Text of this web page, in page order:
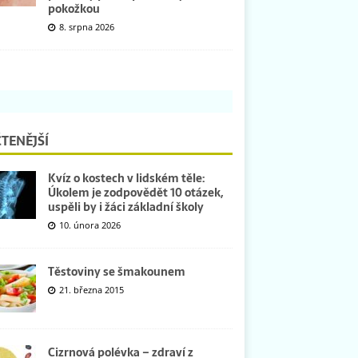
pokožkou
8. srpna 2026
Kvíz o kostech v lidském těle:
Úkolem je zodpovědět 10 otázek,
uspěli by i žáci základní školy
10. února 2026
Těstoviny se šmakounem
21. března 2015
Cizrnová polévka – zdraví z